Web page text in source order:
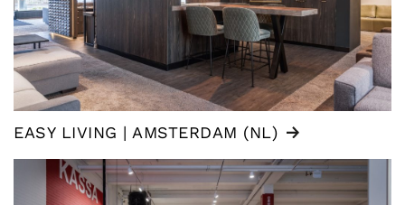
EASY LIVING | AMSTERDAM (NL)